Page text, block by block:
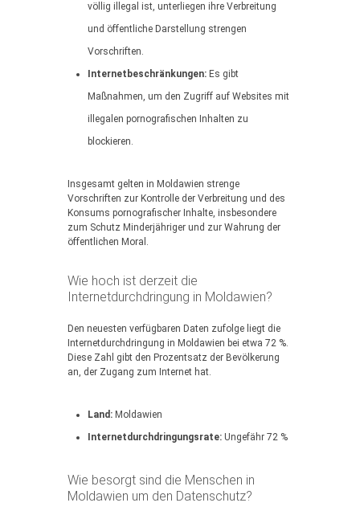
völlig illegal ist, unterliegen ihre Verbreitung
und öffentliche Darstellung strengen
Vorschriften.
Internetbeschränkungen: Es gibt
Maßnahmen, um den Zugriff auf Websites mit
illegalen pornografischen Inhalten zu
blockieren.
Insgesamt gelten in Moldawien strenge
Vorschriften zur Kontrolle der Verbreitung und des
Konsums pornografischer Inhalte, insbesondere
zum Schutz Minderjähriger und zur Wahrung der
öffentlichen Moral.
Wie hoch ist derzeit die
Internetdurchdringung in Moldawien?
Den neuesten verfügbaren Daten zufolge liegt die
Internetdurchdringung in Moldawien bei etwa 72 %.
Diese Zahl gibt den Prozentsatz der Bevölkerung
an, der Zugang zum Internet hat.
Land: Moldawien
Internetdurchdringungsrate: Ungefähr 72 %
Wie besorgt sind die Menschen in
Moldawien um den Datenschutz?